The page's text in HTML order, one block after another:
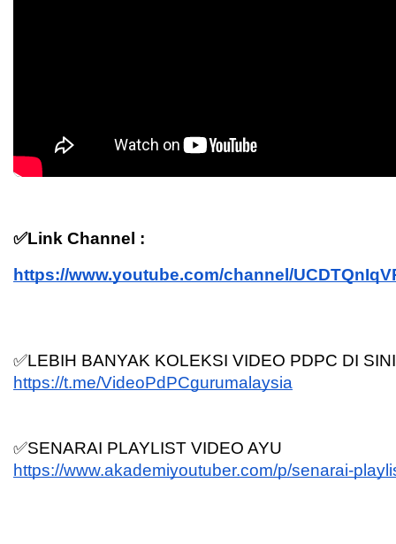
✅Link Channel :
https://www.youtube.com/channel/
✅LEBIH BANYAK KOLEKSI VIDEO PDPC DI
https://t.me/VideoPdPCgurumalaysia
✅SENARAI PLAYLIST VIDEO AYU
https://www.akademiyoutuber.com/p/senarai-